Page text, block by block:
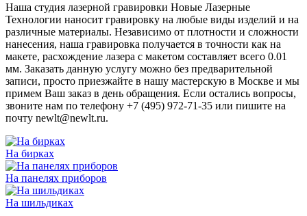
Наша студия лазерной гравировки Новые Лазерные
Технологии наносит гравировку на любые виды изделий и на
различные материалы. Независимо от плотности и сложности
нанесения, наша гравировка получается в точности как на
макете, расхождение лазера с макетом составляет всего 0.01
мм. Заказать данную услугу можно без предварительной
записи, просто приезжайте в нашу мастерскую в Москве и мы
примем Ваш заказ в день обращения. Если остались вопросы,
звоните нам по телефону +7 (495) 972-71-35 или пишите на
почту newlt@newlt.ru.
На бирках
На панелях приборов
На шильдиках